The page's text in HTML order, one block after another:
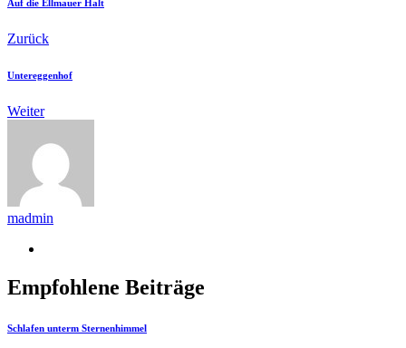
Auf die Ellmauer Halt
Zurück
Untereggenhof
Weiter
madmin
Empfohlene Beiträge
Schlafen unterm Sternenhimmel